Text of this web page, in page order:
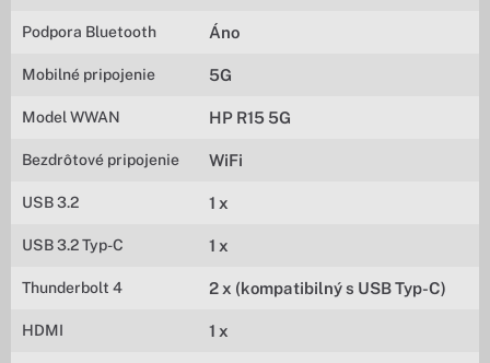
Podpora Bluetooth Áno
Mobilné pripojenie 5G
Model WWAN HP R15 5G
Bezdrôtové pripojenie WiFi
USB 3.2 1 x
USB 3.2 Typ-C 1 x
Thunderbolt 4 2 x (kompatibilný s USB Typ-C)
HDMI 1 x